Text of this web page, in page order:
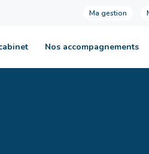
Ma gestion
Nos accompagnements